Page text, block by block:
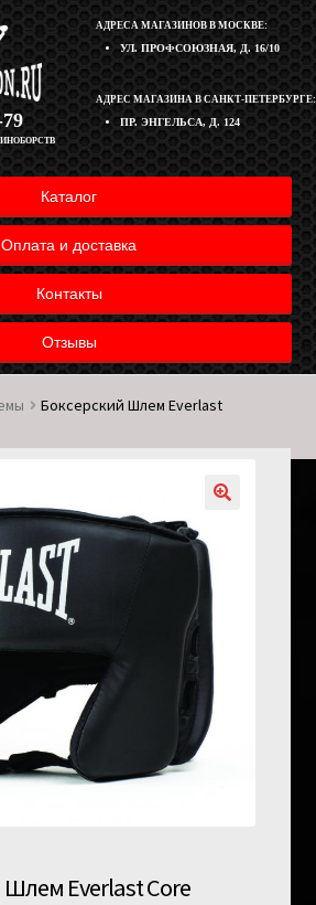
АДРЕСА МАГАЗИНОВ В МОСКВЕ:
УЛ. ПРОФСОЮЗНАЯ, Д. 16/10
АДРЕС МАГАЗИНА В САНКТ-ПЕТЕРБУРГЕ:
ПР. ЭНГЕЛЬСА, Д. 124
Каталог
Оплата и доставка
Контакты
Отзывы
товара
Боксерский Шлем Everlast
Шлем Everlast Core